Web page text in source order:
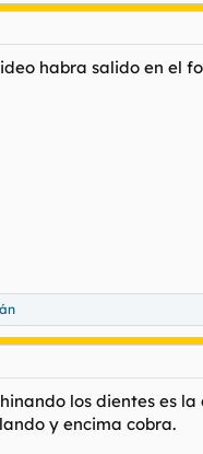
habra salido en el
los dientes es
y encima cobra.